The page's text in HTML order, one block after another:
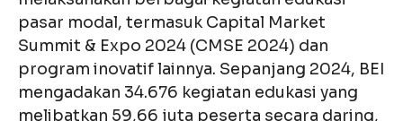
pasar modal, termasuk Capital Market
Summit & Expo 2024 (CMSE 2024) dan
program inovatif lainnya. Sepanjang 2024, BEI
mengadakan 34.676 kegiatan edukasi yang
melibatkan 59,66 juta peserta secara daring,